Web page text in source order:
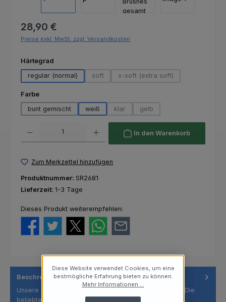
Regulärer Preis:
28,90 €
Preise exkl. MwSt. zzgl. Versandkosten
Härtegrad
regular (normal)
soft
(Diese Option ist zurzeit nicht verfügbar.)
x-soft (extra soft)
(Diese Option ist zurzeit
Farbeauswählen
bunt gemischt
weiß klar
(Diese Option ist zurzeit nicht
gelb
(Diese Option ist zurzeit
In den Warenkorb
Zum Merkzettel hinzufügen
Produktnummer: SR2681
Lieferzeit: 1-3 Tage
Dieses Produkt weiterempfehlen:
Beschreibung
Unsere Standardbürste mit klassischen Nylonborsten. Die
beliebteste Bürste zum Polieren von Zahn-, Gold- und
Diese Website verwendet Cookies, um eine
bestmögliche Erfahrung bieten zu können.
Mehr Informationen ...